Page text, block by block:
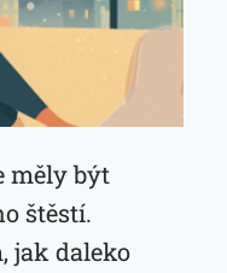
měly být
štěstí.
jak daleko